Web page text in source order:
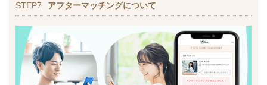
STEP7 アフターマッチングについて